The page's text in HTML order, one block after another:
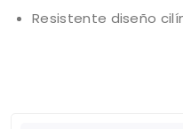
Resistente diseño